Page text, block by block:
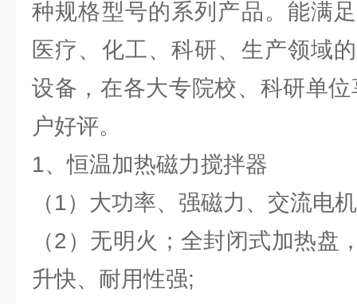
种规格型号的系列产品。能满
医疗、化工、科研、生产领域
设备，在各大专院校、科研单
户好评。
1、恒温加热磁力搅拌器
（1）大功率、强磁力、交流电
（2）无明火；全封闭式加热盘
升快、耐用性强;